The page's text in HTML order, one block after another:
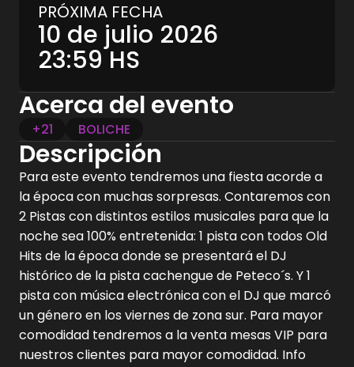
PRÓXIMA FECHA
10 de julio 2026
23:59HS
Acerca del evento
+21 BOLICHE
Descripción
Para este evento tendremos una fiesta acorde a
la época con muchas sorpresas. Contaremos con
2 Pistas con distintos estilos musicales para que la
noche sea 100% entretenida: 1 pista con todos Old
Hits de la época donde se presentará el DJ
histórico de la pista cachengue de Peteco´s. Y 1
pista con música electrónica con el DJ que marcó
un género en los viernes de zona sur. Para mayor
comodidad tendremos a la venta mesas VIP para
nuestros clientes para mayor comodidad. Info